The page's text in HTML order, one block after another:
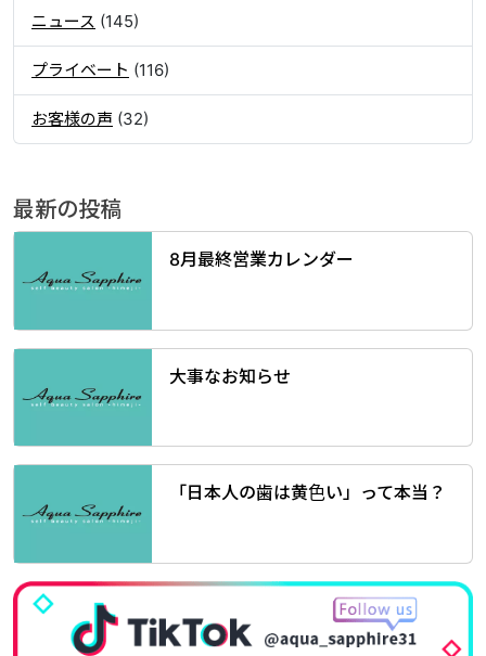
ニュース (145)
プライベート (116)
お客様の声 (32)
最新の投稿
8月最終営業カレンダー
大事なお知らせ
「日本人の歯は黄色い」って本当？